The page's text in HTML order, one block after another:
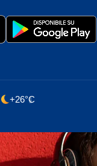
+26°C